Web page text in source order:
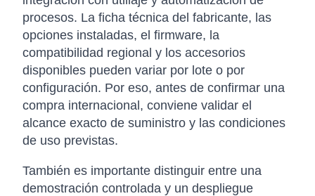
procesos. La ficha técnica del fabricante, las
opciones instaladas, el firmware, la
compatibilidad regional y los accesorios
disponibles pueden variar por lote o por
configuración. Por eso, antes de confirmar una
compra internacional, conviene validar el
alcance exacto de suministro y las condiciones
de uso previstas.
También es importante distinguir entre una
demostración controlada y un despliegue